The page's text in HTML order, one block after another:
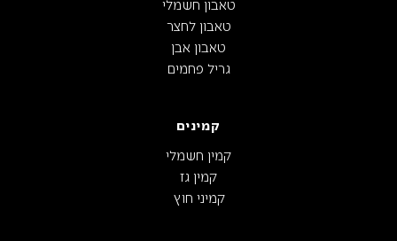
טאבון חשמלי
טאבון לחצר
טאבון אבן
גריל פחמים
קמינים
קמין חשמלי
קמין גז
קמיני חוץ